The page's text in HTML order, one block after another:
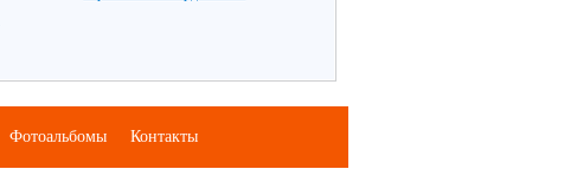
Фотоальбомы Контакты